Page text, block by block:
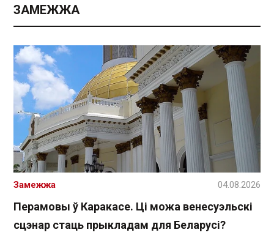
ЗАМЕЖЖА
Перамовы ў Каракасе. Ці можа венесуэльскі
сцэнар стаць прыкладам для Беларусі?
Замежжа 04.08.2026